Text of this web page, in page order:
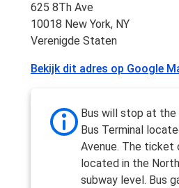
625 8Th Ave
10018 New York, NY
Verenigde Staten
Bekijk dit adres op Google
Bus will stop at
Bus Terminal
Avenue. The ticket
located in the
subway level. Bus